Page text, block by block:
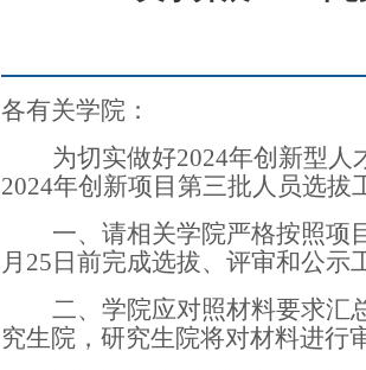
各有关学院：
为切实做好2024年创新型人
2024年创新项目第三批人员选拔
一、请相关学院严格按照项
月 25 日前完成选拔、评审和公示
二、学院应对照材料要求汇
究生院，研究生院将对材料进行